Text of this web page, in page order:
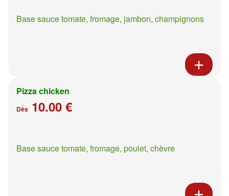
Base sauce tomate, fromage, jambon, champignons
Pizza chicken
Dès 10.00 €
Base sauce tomate, fromage, poulet, chèvre